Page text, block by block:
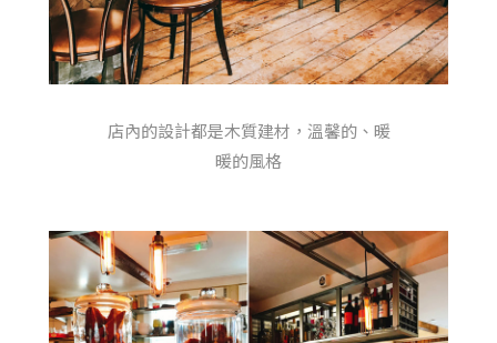
店內的設計都是木質建材，溫馨的、暖
暖的風格